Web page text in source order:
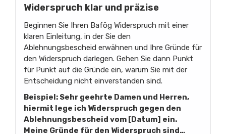
Widerspruch klar und präzise
Beginnen Sie Ihren Bafög Widerspruch mit einer
klaren Einleitung, in der Sie den
Ablehnungsbescheid erwähnen und Ihre Gründe für
den Widerspruch darlegen. Gehen Sie dann Punkt
für Punkt auf die Gründe ein, warum Sie mit der
Entscheidung nicht einverstanden sind.
Beispiel: Sehr geehrte Damen und Herren,
hiermit lege ich Widerspruch gegen den
Ablehnungsbescheid vom [Datum] ein.
Meine Gründe für den Widerspruch sind…